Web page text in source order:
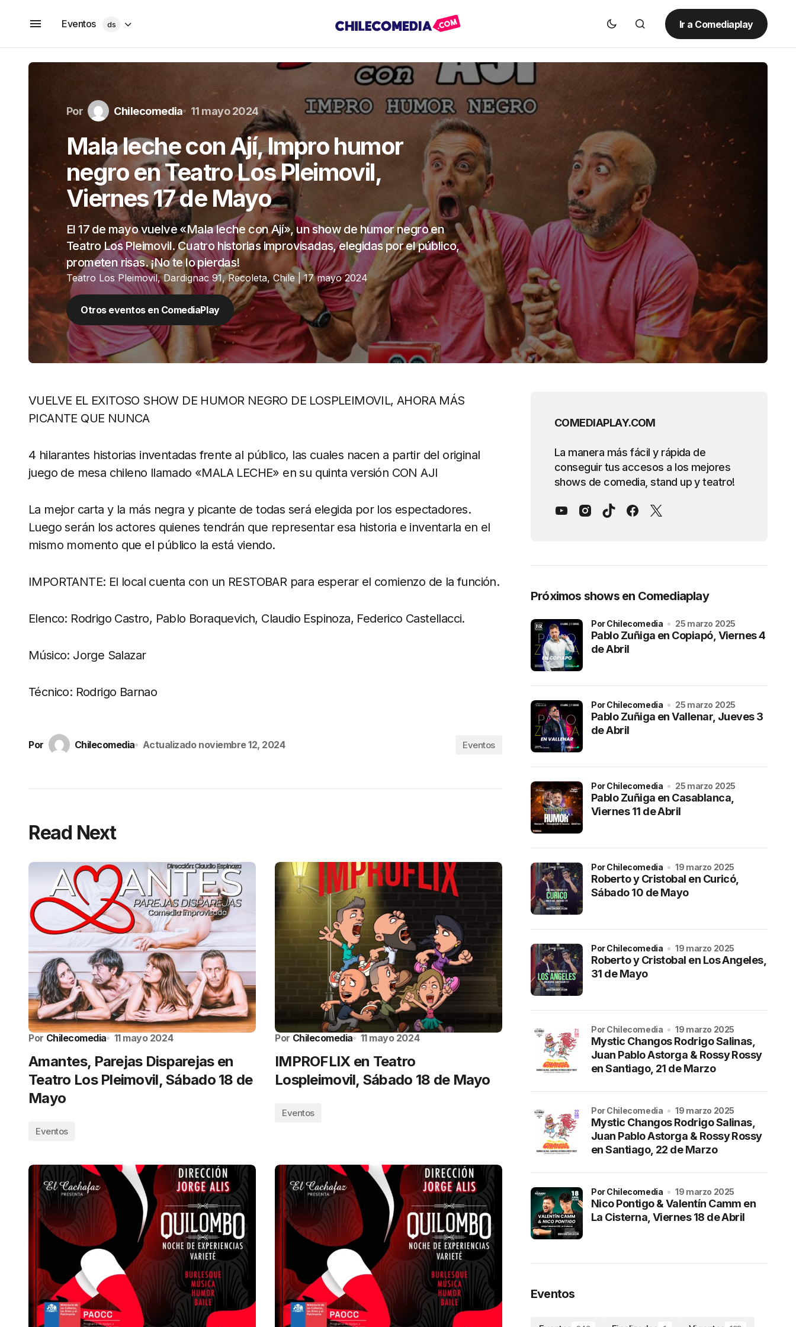
Eventos ds Ir a Comediaplay
Por Chilecomedia 11 mayo 2024
Mala leche con Ají, Impro humor
negro en Teatro Los Pleimovil,
Viernes 17 de Mayo
El 17 de mayo vuelve «Mala leche con Ají», un show de humor negro en
Teatro Los Pleimovil. Cuatro historias improvisadas, elegidas por el público,
prometen risas. ¡No te lo pierdas!
Teatro Los Pleimovil, Dardignac 91, Recoleta, Chile | 17 mayo 2024
Otros eventos en ComediaPlay
VUELVE EL EXITOSO SHOW DE HUMOR NEGRO DE LOSPLEIMOVIL, AHORA MÁS
PICANTE QUE NUNCA
4 hilarantes historias inventadas frente al público, las cuales nacen a partir del original
juego de mesa chileno llamado «MALA LECHE» en su quinta versión CON AJI
La mejor carta y la más negra y picante de todas será elegida por los espectadores.
Luego serán los actores quienes tendrán que representar esa historia e inventarla en el
mismo momento que el público la está viendo.
IMPORTANTE: El local cuenta con un RESTOBAR para esperar el comienzo de la función.
Elenco: Rodrigo Castro, Pablo Boraquevich, Claudio Espinoza, Federico Castellacci.
Músico: Jorge Salazar
Técnico: Rodrigo Barnao
Por Chilecomedia Actualizado noviembre 12, 2024 Eventos
Read Next
Por Chilecomedia 11 mayo 2024
Amantes, Parejas Disparejas en
Teatro Los Pleimovil, Sábado 18 de
Mayo
Eventos
Por Chilecomedia 11 mayo 2024
IMPROFLIX en Teatro
Lospleimovil, Sábado 18 de Mayo
Eventos
COMEDIAPLAY.COM
La manera más fácil y rápida de
conseguir tus accesos a los mejores
shows de comedia, stand up y teatro!
Próximos shows en Comediaplay
Pablo Zuñiga en Copiapó, Viernes 4
de Abril
por Chilecomedia 25 marzo 2025
Pablo Zuñiga en Vallenar, Jueves 3
de Abril
por Chilecomedia 25 marzo 2025
Pablo Zuñiga en Casablanca,
Viernes 11 de Abril
por Chilecomedia 25 marzo 2025
Roberto y Cristobal en Curicó,
Sábado 10 de Mayo
por Chilecomedia 19 marzo 2025
Roberto y Cristobal en Los Angeles,
31 de Mayo
por Chilecomedia 19 marzo 2025
Mystic Changos Rodrigo Salinas,
Juan Pablo Astorga & Rossy Rossy
en Santiago, 21 de Marzo
por Chilecomedia 19 marzo 2025
Mystic Changos Rodrigo Salinas,
Juan Pablo Astorga & Rossy Rossy
en Santiago, 22 de Marzo
por Chilecomedia 19 marzo 2025
Nico Pontigo & Valentín Camm en
La Cisterna, Viernes 18 de Abril
por Chilecomedia 19 marzo 2025
Eventos